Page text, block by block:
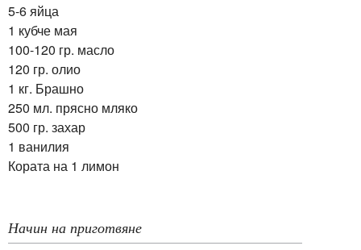
5-6 яйца
1 кубче мая
100-120 гр. масло
120 гр. олио
1 кг. Брашно
250 мл. прясно мляко
500 гр. захар
1 ванилия
Кората на 1 лимон
Начин на приготвяне